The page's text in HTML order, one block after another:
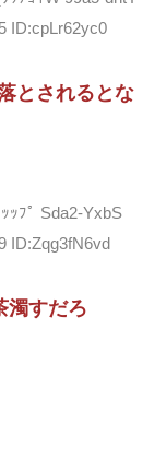
ID:cpLr62yc0
とされるとな
ｯﾌﾟ Sda2-YxbS
ID:Zqg3fN6vd
濁すだろ